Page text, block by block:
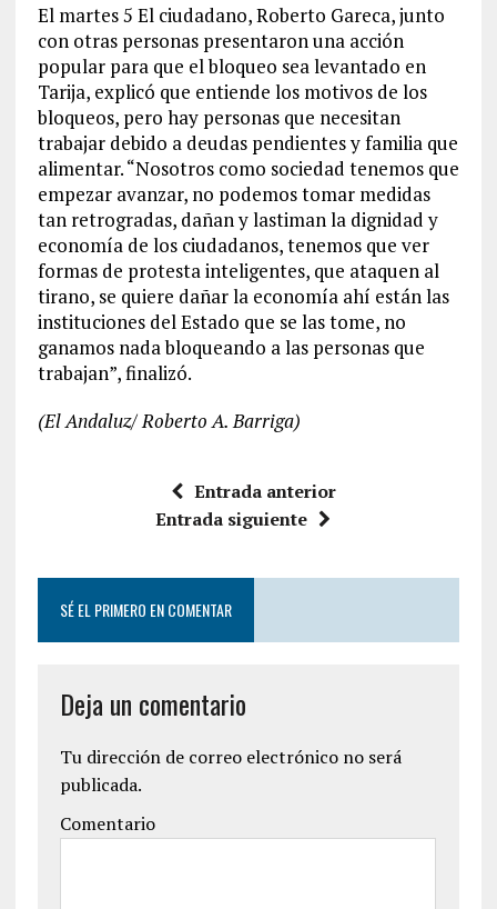
El martes 5 El ciudadano, Roberto Gareca, junto
con otras personas presentaron una acción
popular para que el bloqueo sea levantado en
Tarija, explicó que entiende los motivos de los
bloqueos, pero hay personas que necesitan
trabajar debido a deudas pendientes y familia que
alimentar. “Nosotros como sociedad tenemos que
empezar avanzar, no podemos tomar medidas
tan retrogradas, dañan y lastiman la dignidad y
economía de los ciudadanos, tenemos que ver
formas de protesta inteligentes, que ataquen al
tirano, se quiere dañar la economía ahí están las
instituciones del Estado que se las tome, no
ganamos nada bloqueando a las personas que
trabajan”, finalizó.
(El Andaluz/ Roberto A. Barriga)
Entrada anterior
Entrada siguiente
SÉ EL PRIMERO EN COMENTAR
Deja un comentario
Tu dirección de correo electrónico no será
publicada.
Comentario